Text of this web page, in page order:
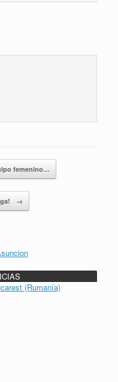
femenino…
→
(Rumanía)